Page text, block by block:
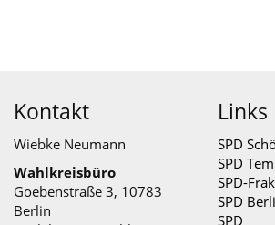
Kontakt
Wiebke Neumann
Wahlkreisbüro
Goebenstraße 3, 10783
Berlin
Links
SPD
SPD
SPD-
SPD
SPD